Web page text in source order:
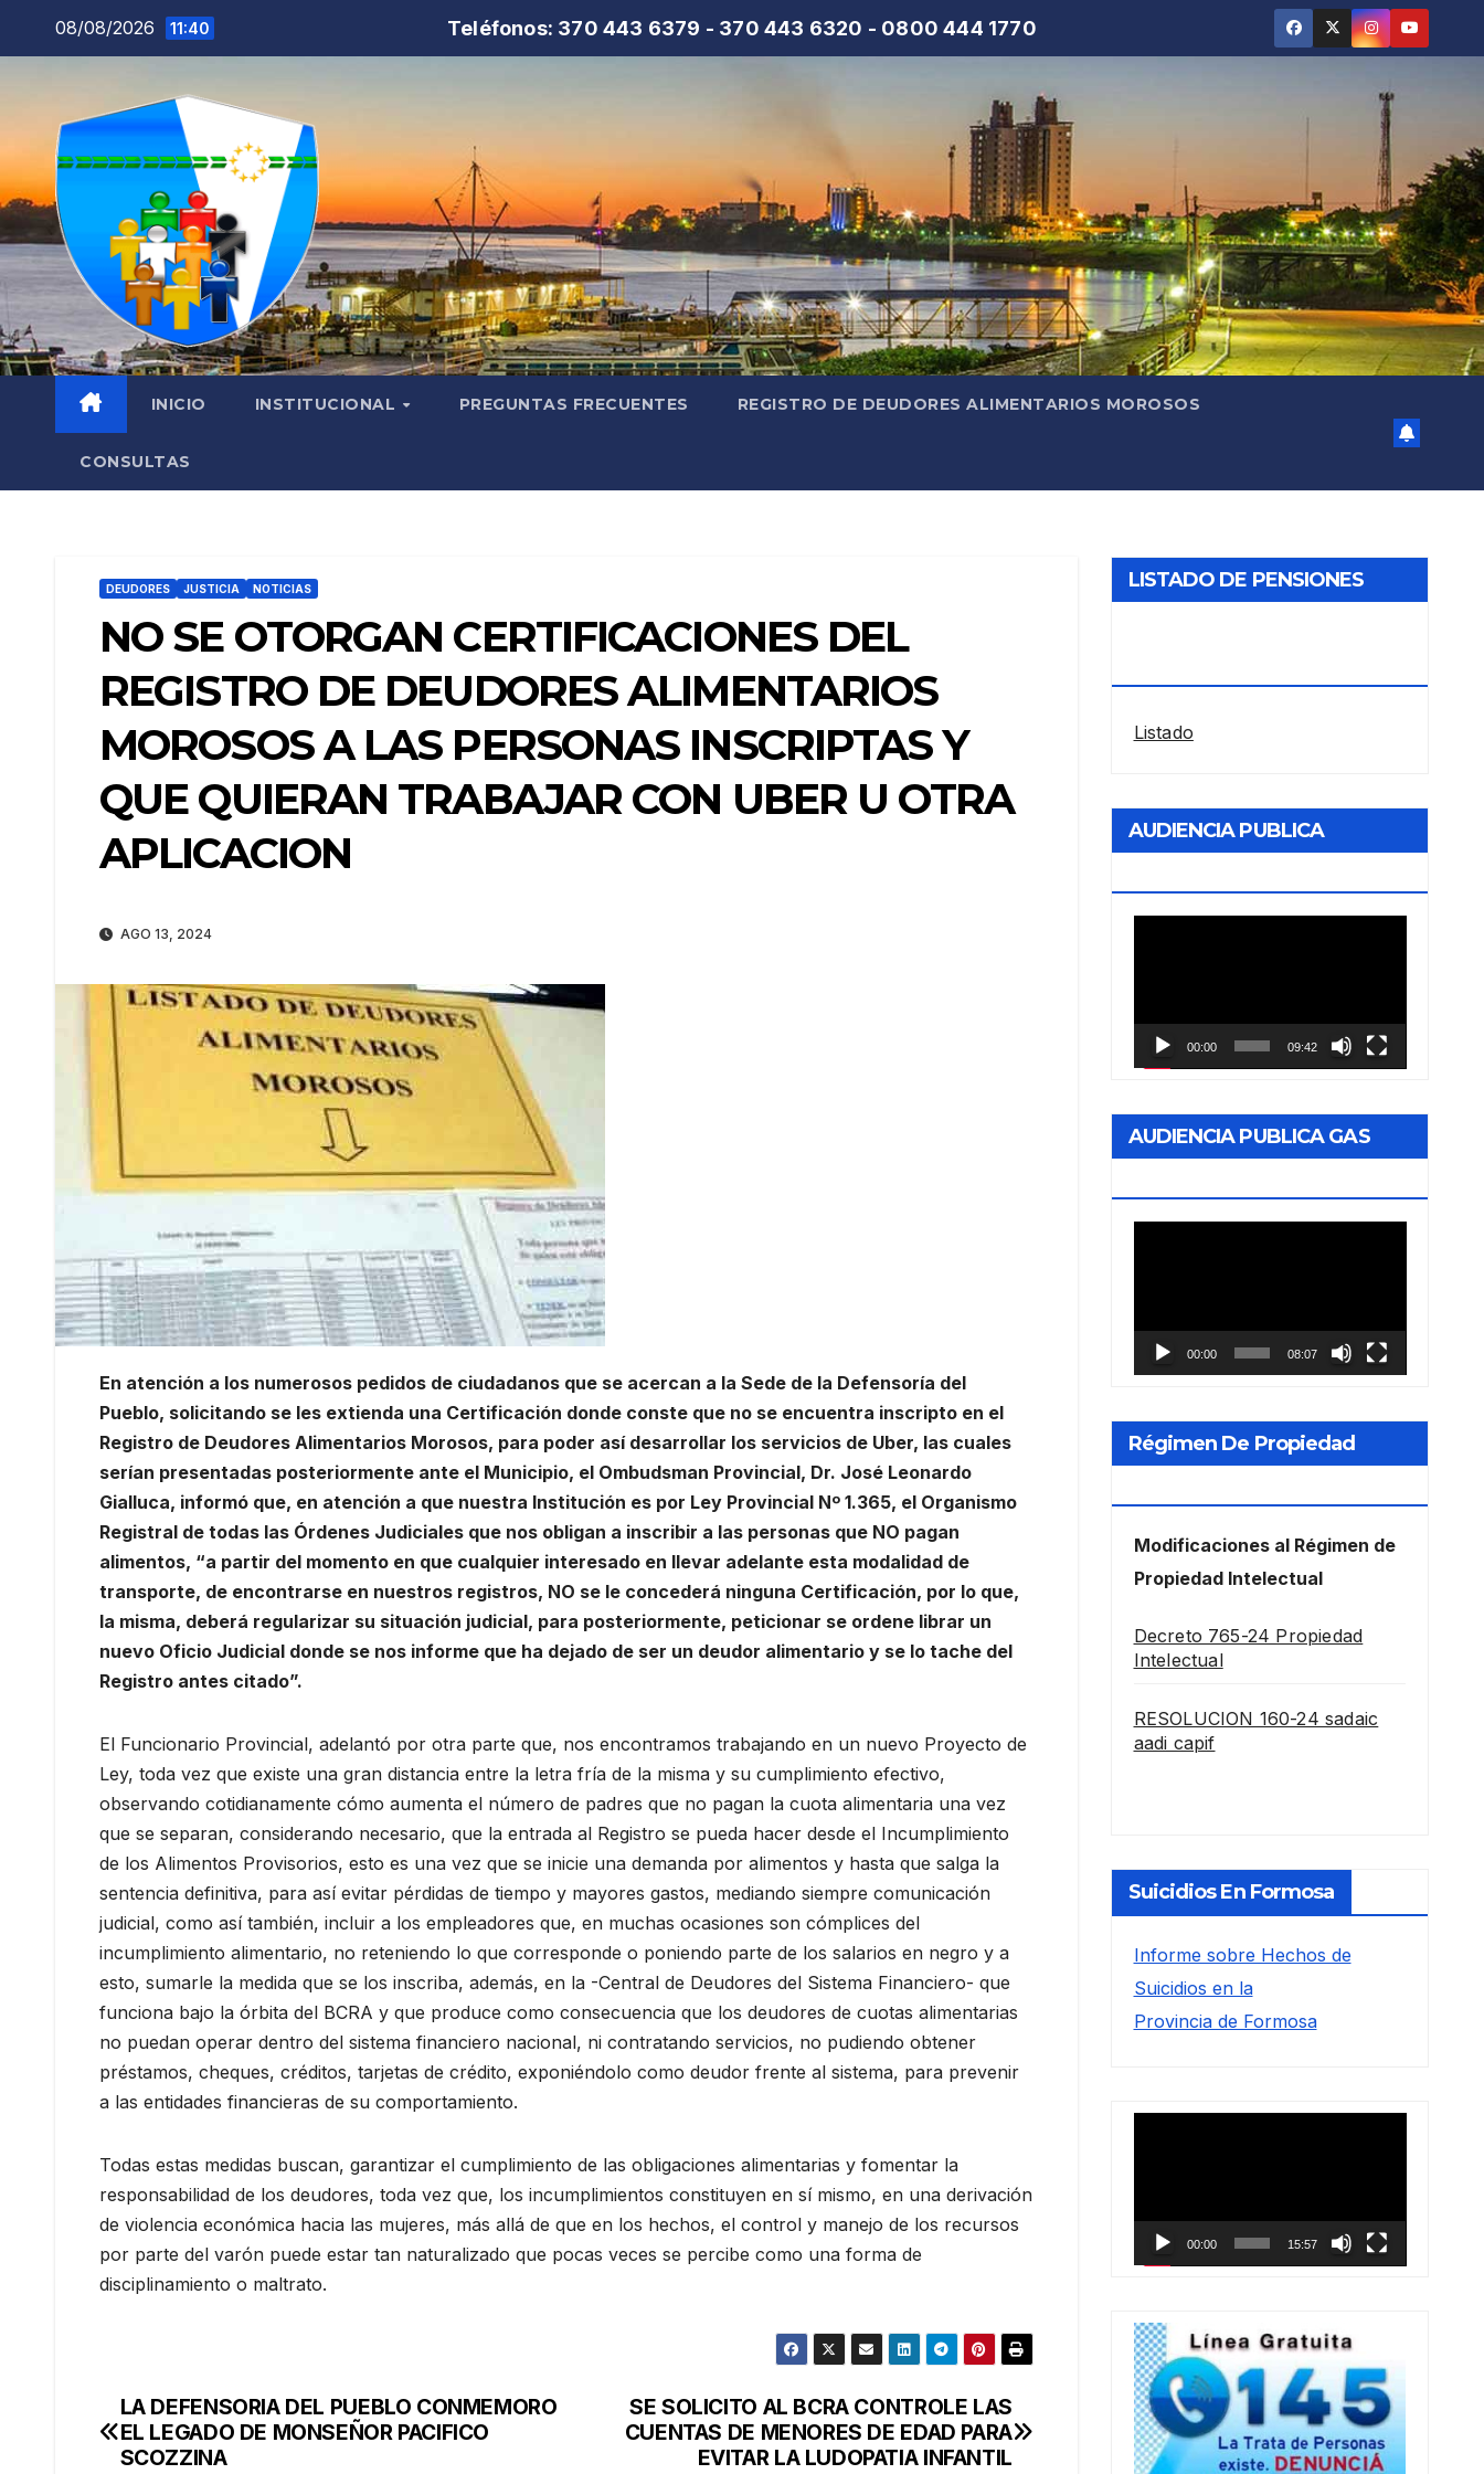
08/08/2026 11:40 Teléfonos: 370 443 6379 - 370 443 6320 - 0800 444 1770
INICIO INSTITUCIONAL PREGUNTAS FRECUENTES REGISTRO DE DEUDORES ALIMENTARIOS MOROSOS
CONSULTAS
DEUDORES JUSTICIA NOTICIAS
NO SE OTORGAN CERTIFICACIONES DEL
REGISTRO DE DEUDORES ALIMENTARIOS
MOROSOS A LAS PERSONAS INSCRIPTAS Y
QUE QUIERAN TRABAJAR CON UBER U OTRA
APLICACION
AGO 13, 2024
En atención a los numerosos pedidos de ciudadanos que se acercan a la Sede de la Defensoría del
Pueblo, solicitando se les extienda una Certificación donde conste que no se encuentra inscripto en el
Registro de Deudores Alimentarios Morosos, para poder así desarrollar los servicios de Uber, las cuales
serían presentadas posteriormente ante el Municipio, el Ombudsman Provincial, Dr. José Leonardo
Gialluca, informó que, en atención a que nuestra Institución es por Ley Provincial Nº 1.365, el Organismo
Registral de todas las Órdenes Judiciales que nos obligan a inscribir a las personas que NO pagan
alimentos, “a partir del momento en que cualquier interesado en llevar adelante esta modalidad de
transporte, de encontrarse en nuestros registros, NO se le concederá ninguna Certificación, por lo que,
la misma, deberá regularizar su situación judicial, para posteriormente, peticionar se ordene librar un
nuevo Oficio Judicial donde se nos informe que ha dejado de ser un deudor alimentario y se lo tache del
Registro antes citado”.
El Funcionario Provincial, adelantó por otra parte que, nos encontramos trabajando en un nuevo Proyecto de
Ley, toda vez que existe una gran distancia entre la letra fría de la misma y su cumplimiento efectivo,
observando cotidianamente cómo aumenta el número de padres que no pagan la cuota alimentaria una vez
que se separan, considerando necesario, que la entrada al Registro se pueda hacer desde el Incumplimiento
de los Alimentos Provisorios, esto es una vez que se inicie una demanda por alimentos y hasta que salga la
sentencia definitiva, para así evitar pérdidas de tiempo y mayores gastos, mediando siempre comunicación
judicial, como así también, incluir a los empleadores que, en muchas ocasiones son cómplices del
incumplimiento alimentario, no reteniendo lo que corresponde o poniendo parte de los salarios en negro y a
esto, sumarle la medida que se los inscriba, además, en la -Central de Deudores del Sistema Financiero- que
funciona bajo la órbita del BCRA y que produce como consecuencia que los deudores de cuotas alimentarias
no puedan operar dentro del sistema financiero nacional, ni contratando servicios, no pudiendo obtener
préstamos, cheques, créditos, tarjetas de crédito, exponiéndolo como deudor frente al sistema, para prevenir
a las entidades financieras de su comportamiento.
Todas estas medidas buscan, garantizar el cumplimiento de las obligaciones alimentarias y fomentar la
responsabilidad de los deudores, toda vez que, los incumplimientos constituyen en sí mismo, en una derivación
de violencia económica hacia las mujeres, más allá de que en los hechos, el control y manejo de los recursos
por parte del varón puede estar tan naturalizado que pocas veces se percibe como una forma de
disciplinamiento o maltrato.
Navegación
de
SE SOLICITO AL BCRA CONTROLE LAS
CUENTAS DE MENORES DE EDAD PARA
EVITAR LA LUDOPATIA INFANTIL
LA DEFENSORIA DEL PUEBLO CONMEMORO
EL LEGADO DE MONSEÑOR PACIFICO
SCOZZINA
LISTADO DE PENSIONES
Listado
AUDIENCIA PUBLICA
00:00 09:42
AUDIENCIA PUBLICA GAS
00:00 08:07
Régimen De Propiedad
Modificaciones al Régimen de
Propiedad Intelectual
Decreto 765-24 Propiedad
Intelectual
RESOLUCION 160-24 sadaic
aadi capif
Suicidios En Formosa
Informe sobre Hechos de
Suicidios en la
Provincia de Formosa
00:00 15:57